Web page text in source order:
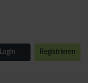
Login Registrieren